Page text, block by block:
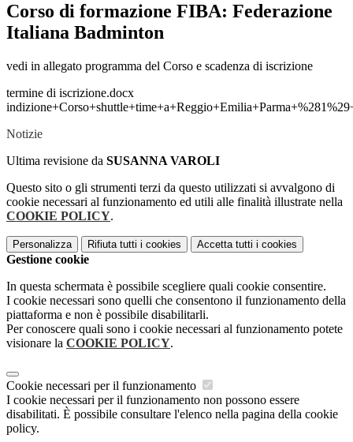
Corso di formazione FIBA: Federazione
Italiana Badminton
vedi in allegato programma del Corso e scadenza di iscrizione
termine di iscrizione.docx
Notizie
Ultima revisione da SUSANNA VAROLI
Questo sito o gli strumenti terzi da questo utilizzati si avvalgono di
cookie necessari al funzionamento ed utili alle finalità illustrate nella
COOKIE POLICY.
Personalizza Rifiuta tutti i cookies Accetta tutti i cookies
Gestione cookie
In questa schermata è possibile scegliere quali cookie consentire.
I cookie necessari sono quelli che consentono il funzionamento della
piattaforma e non è possibile disabilitarli.
Per conoscere quali sono i cookie necessari al funzionamento potete
visionare la COOKIE POLICY.
Cookie necessari per il funzionamento
I cookie necessari per il funzionamento non possono essere
disabilitati. È possibile consultare l'elenco nella pagina della cookie
policy.